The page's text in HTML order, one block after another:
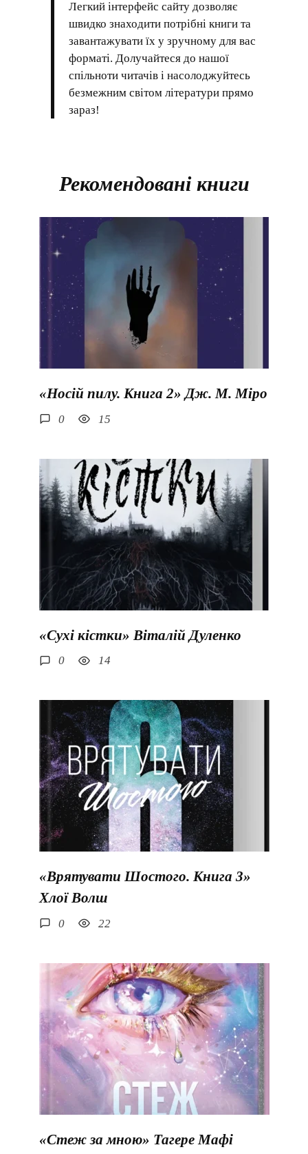
Легкий інтерфейс сайту дозволяє
швидко знаходити потрібні книги та
завантажувати їх у зручному для вас
форматі. Долучайтеся до нашої
спільноти читачів і насолоджуйтесь
безмежним світом літератури прямо
зараз!
Рекомендовані книги
«Носій пилу. Книга 2» Дж. М. Міро
0 15
«Сухі кістки» Віталій Дуленко
0 14
«Врятувати Шостого. Книга 3»
Хлої Волш
0 22
«Стеж за мною» Тагере Мафі